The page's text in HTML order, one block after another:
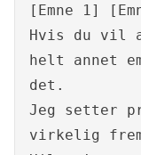
[Emne 1]
Hvis du vil
helt annet
det.
Jeg setter
virkelig